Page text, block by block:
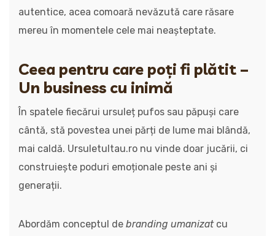
autentice, acea comoară nevăzută care răsare
mereu în momentele cele mai neașteptate.
Ceea pentru care poți fi plătit –
Un business cu inimă
În spatele fiecărui ursuleț pufos sau păpuși care
cântă, stă povestea unei părți de lume mai blândă,
mai caldă. Ursuletultau.ro nu vinde doar jucării, ci
construiește poduri emoționale peste ani și
generații.
Abordăm conceptul de branding umanizatcu